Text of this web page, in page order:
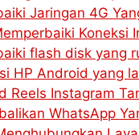
Jaringan 4G
Koneksi
flash disk yang
HP Android yang
Reels Instagram
WhatsApp